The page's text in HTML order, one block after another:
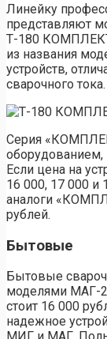
Линейку
представляют
Т-180
из названия
устройств,
сварочного тока.
Серия
оборудованием,
Если цена на
16 000, 17 000 и
аналоги
рублей.
Бытовые
Бытовые
моделями МАГ-
стоит 16 000
надежное